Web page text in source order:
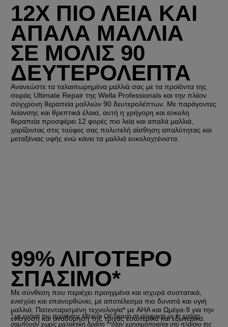
12X ΠΙΟ ΛΕΙΑ ΚΑΙ
ΑΠΑΛΑ ΜΑΛΛΙΑ
ΣΕ ΜΟΛΙΣ 90
ΔΕΥΤΕΡΟΛΕΠΤΑ
Ανανεώστε τα ταλαιπωρημένα μαλλιά σας με τα προϊόντα της
σειράς Ultimate Repair της Wella Professionals και την πλέον
σύγχρονη θεραπεία μαλλιών 90 δευτερολέπτων. Με παράγοντες
λείανσης και θρεπτικά έλαια, αυτή η γρήγορη και εύκολη
θεραπεία προσφέρει 12 φορές πιο λεία και απαλά μαλλιά,
χαρίζοντας στις τούφες σας πολυτελή αίσθηση απαλότητας και
μεταξένιας υφής ενώ κάνει τα μαλλιά ευκολοχτένιστα.
99% ΛΙΓΟΤΕΡΟ
ΣΠΑΣΙΜΟ*
Με σύνθεση που περιέχει προηγμένα και ισχυρά συστατικά,
ενισχύει και επανορθώνει, με αποτέλεσμα πιο δυνατά και υγιή
μαλλιά. Πατενταρισμένη τεχνολογία* με AHA και Ωμέγα-9 για την
ενίσχυση και αναδόμηση της τρίχας εσωτερικά και εξωτερικά.
* με χρήση του προϊόντος Miracle Oil Serum σε σύγκριση με τη χρήση
σαμπουάν χωρίς μαλακτική δράση **όταν χρησιμοποιείται στο πλαίσιο της